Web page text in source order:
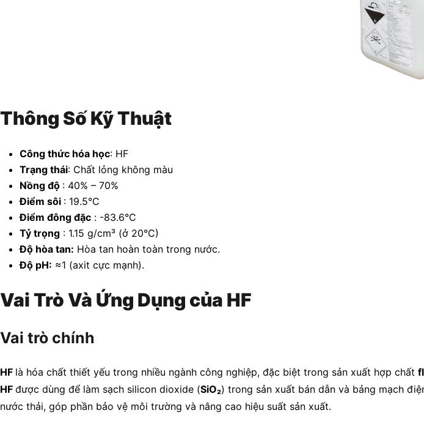
Thông Số Kỹ Thuật
Công thức hóa học: HF
Trạng thái: Chất lỏng không màu
Nồng độ : 40% – 70%
Điểm sôi : 19.5°C
Điểm đông đặc : -83.6°C
Tỷ trọng : 1.15 g/cm³ (ở 20°C)
Độ hòa tan: Hòa tan hoàn toàn trong nước.
Độ pH: ≈1 (axit cực mạnh).
Vai Trò Và Ứng Dụng của HF
Vai trò chính
HF là hóa chất thiết yếu trong nhiều ngành công nghiệp, đặc biệt trong sản xuất hợp chất
HF được dùng để làm sạch silicon dioxide (SiO₂) trong sản xuất bán dẫn và bảng mạch
nước thải, góp phần bảo vệ môi trường và nâng cao hiệu suất sản xuất.